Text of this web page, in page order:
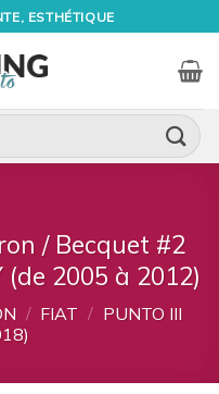
ESTHÉTIQUE
/ Becquet #2
2005 à 2012)
/ FIAT / PUNTO III